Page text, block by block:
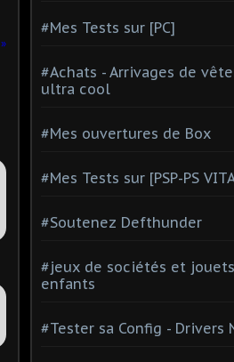
#Mes Tests sur [PC]
#Achats - Arrivages de
ultra cool
#Mes ouvertures de Box
#Mes Tests sur [PSP-PS
#Soutenez Defthunder
#jeux de sociétés et
enfants
#Tester sa Config - Drivers